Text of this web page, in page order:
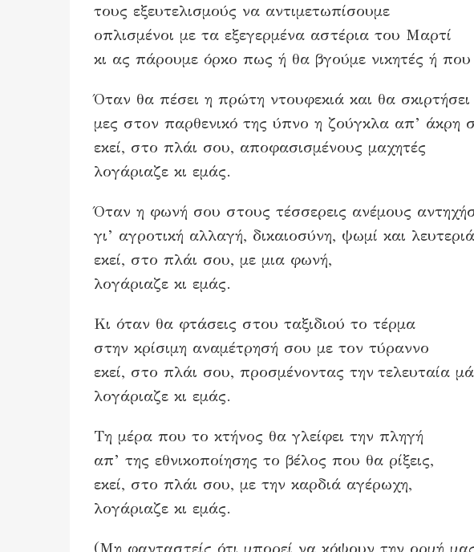
τους εξευτελισμούς να αντιμετωπίσουμε
οπλισμένοι με τα εξεγερμένα αστέρια του Μαρτί
κι ας πάρουμε όρκο πως ή θα βγούμε νικητές ή που
Όταν θα πέσει η πρώτη ντουφεκιά και θα σκιρτήσει
μες στον παρθενικό της ύπνο η ζούγκλα απ’ άκρη
εκεί, στο πλάι σου, αποφασισμένους μαχητές
λογάριαζε κι εμάς.
Όταν η φωνή σου στους τέσσερεις ανέμους
γι’ αγροτική αλλαγή, δικαιοσύνη, ψωμί και
εκεί, στο πλάι σου, με μια φωνή,
λογάριαζε κι εμάς.
Κι όταν θα φτάσεις στου ταξιδιού το τέρμα
στην κρίσιμη αναμέτρησή σου με τον τύραννο
εκεί, στο πλάι σου, προσμένοντας την τελευταία
λογάριαζε κι εμάς.
Τη μέρα που το κτήνος θα γλείφει την πληγή
απ’ της εθνικοποίησης το βέλος που θα ρίξεις,
εκεί, στο πλάι σου, με την καρδιά αγέρωχη,
λογάριαζε κι εμάς.
(Μη φανταστείς ότι μπορεί να κόψουν την ορμή